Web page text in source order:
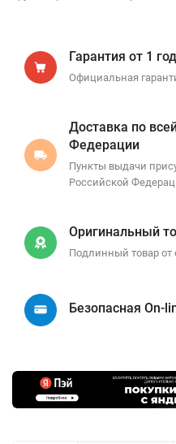
Гарантия от 1
Официальная
Доставка по
Федерации
Пункты выдачи
Российской
Оригинальный
Подлинный товар
Безопасная On-